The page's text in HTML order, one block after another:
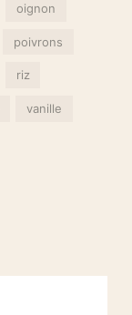
oignon
poivrons
riz
vanille